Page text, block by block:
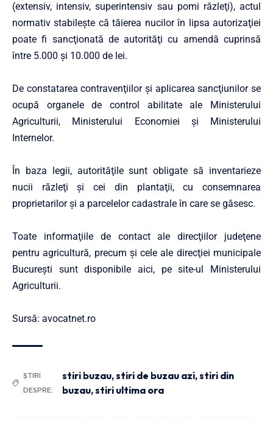
(extensiv, intensiv, superintensiv sau pomi răzleţi), actul
normativ stabileşte că tăierea nucilor în lipsa autorizaţiei
poate fi sancţionată de autorităţi cu amendă cuprinsă
între 5.000 şi 10.000 de lei.
De constatarea contravenţiilor şi aplicarea sancţiunilor se
ocupă organele de control abilitate ale Ministerului
Agriculturii, Ministerului Economiei şi Ministerului
Internelor.
În baza legii, autorităţile sunt obligate să inventarieze
nucii răzleţi şi cei din plantaţii, cu consemnarea
proprietarilor şi a parcelelor cadastrale în care se găsesc.
Toate informaţiile de contact ale direcţiilor judeţene
pentru agricultură, precum şi cele ale direcţiei municipale
Bucureşti sunt disponibile aici, pe site-ul Ministerului
Agriculturii.
Sursă: avocatnet.ro
ȘTIRI
DESPRE:
stiri buzau,stiri de buzau azi,stiri din
buzau,stiri ultima ora